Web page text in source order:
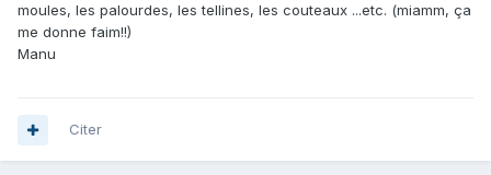
moules, les palourdes, les tellines, les couteaux ...etc. (miamm, ça
me donne faim!!)
Manu
Citer